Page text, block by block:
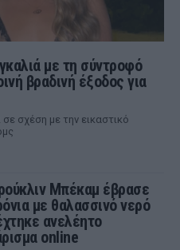
με τη σύντροφό
βραδινή έξοδος για
σχέση με την εικαστικό
Μπέκαμ έβρασε
με θαλασσινό νερό
ανελέητο
online